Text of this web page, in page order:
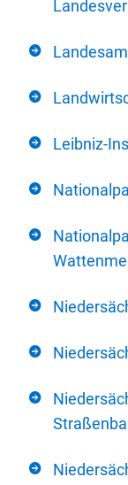
Leibniz-